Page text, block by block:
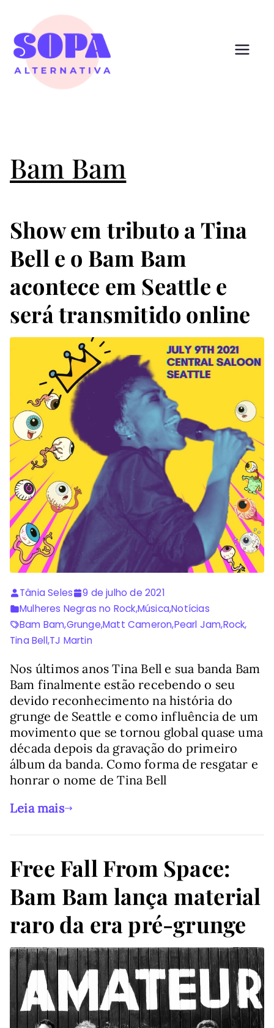
conteúdo
Bam Bam
Show em tributo a Tina
Bell e o Bam Bam
acontece em Seattle e
será transmitido online
Tânia Seles
9 de julho de 2021
Mulheres Negras no Rock,Música,Notícias
Bam Bam,Grunge,Matt Cameron,Pearl Jam,Rock,
Tina Bell,TJ Martin
Nos últimos anos Tina Bell e sua banda Bam
Bam finalmente estão recebendo o seu
devido reconhecimento na história do
grunge de Seattle e como influência de um
movimento que se tornou global quase uma
década depois da gravação do primeiro
álbum da banda. Como forma de resgatar e
honrar o nome de Tina Bell
Leia mais
Free Fall From Space:
Bam Bam lança material
raro da era pré-grunge